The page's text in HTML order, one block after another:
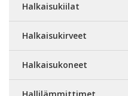
Halkaisukiilat
Halkaisukirveet
Halkaisukoneet